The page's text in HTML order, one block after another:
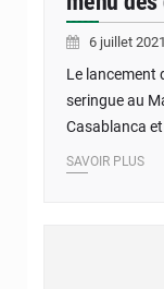
6 juillet 2021
Le lancement
seringue au
Casablanca
SAVOIR PLUS